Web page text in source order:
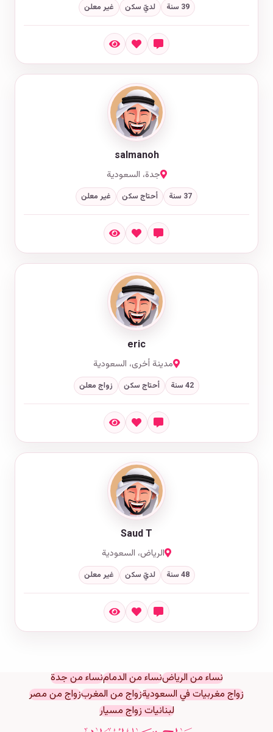
39 سنة لديّ سكن غير معلن
salmanoh
جدة، السعودية
37 سنة أحتاج سكن غير معلن
eric
مدينة أخرى، السعودية
42 سنة أحتاج سكن زواج معلن
Saud T
الرياض، السعودية
48 سنة لديّ سكن غير معلن
نساء من الرياضنساء من الدمامنساء من جدة
زواج مغربيات في السعوديةزواج من المغربزواج من مصر
لبنانيات زواج مسيار